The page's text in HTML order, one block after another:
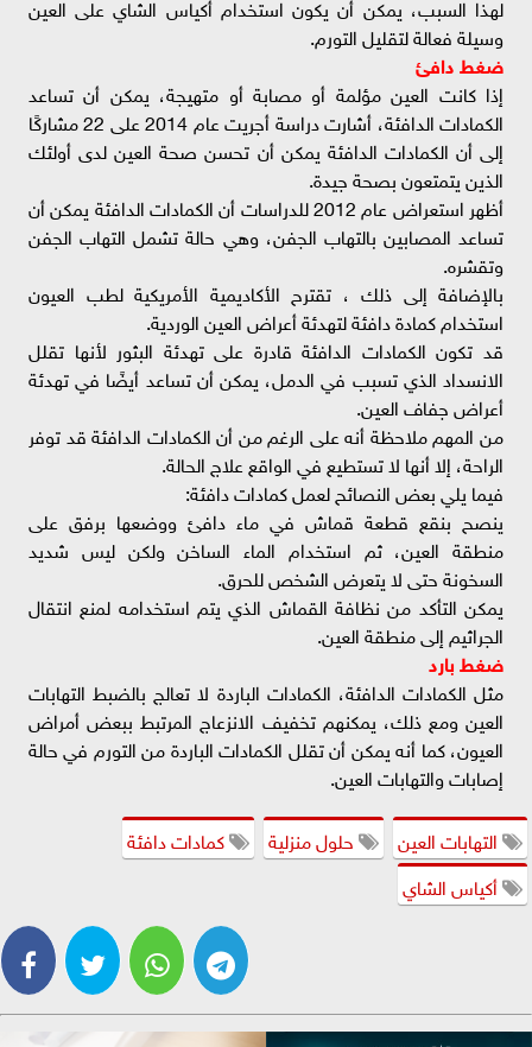
لهذا السبب، يمكن أن يكون استخدام أكياس الشاي على العين
وسيلة فعالة لتقليل التورم.
ضغط دافئ
إذا كانت العين مؤلمة أو مصابة أو متهيجة، يمكن أن تساعد
الكمادات الدافئة، أشارت دراسة أجريت عام 2014 على 22 مشاركًا
إلى أن الكمادات الدافئة يمكن أن تحسن صحة العين لدى أولئك
الذين يتمتعون بصحة جيدة.
أظهر استعراض عام 2012 للدراسات أن الكمادات الدافئة يمكن أن
تساعد المصابين بالتهاب الجفن، وهي حالة تشمل التهاب الجفن
وتقشره.
بالإضافة إلى ذلك ، تقترح الأكاديمية الأمريكية لطب العيون
استخدام كمادة دافئة لتهدئة أعراض العين الوردية.
قد تكون الكمادات الدافئة قادرة على تهدئة البثور لأنها تقلل
الانسداد الذي تسبب في الدمل، يمكن أن تساعد أيضًا في تهدئة
أعراض جفاف العين.
من المهم ملاحظة أنه على الرغم من أن الكمادات الدافئة قد توفر
الراحة، إلا أنها لا تستطيع في الواقع علاج الحالة.
فيما يلي بعض النصائح لعمل كمادات دافئة:
ينصح بنقع قطعة قماش في ماء دافئ ووضعها برفق على
منطقة العين، ثم استخدام الماء الساخن ولكن ليس شديد
السخونة حتى لا يتعرض الشخص للحرق.
يمكن التأكد من نظافة القماش الذي يتم استخدامه لمنع انتقال
الجراثيم إلى منطقة العين.
ضغط بارد
مثل الكمادات الدافئة، الكمادات الباردة لا تعالج بالضبط التهابات
العين ومع ذلك، يمكنهم تخفيف الانزعاج المرتبط ببعض أمراض
العيون، كما أنه يمكن أن تقلل الكمادات الباردة من التورم في حالة
إصابات والتهابات العين.
التهابات العين
حلول منزلية
كمادات دافئة
أكياس الشاي